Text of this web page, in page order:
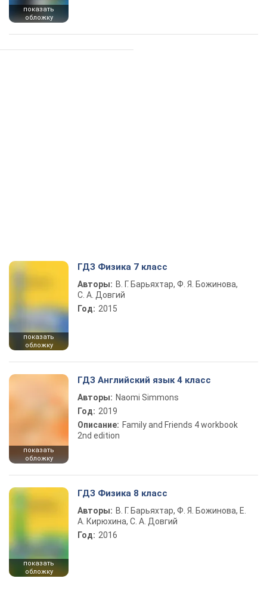
показать
обложку
показать
обложку
ГДЗ Физика 7 класс
Авторы: В. Г. Барьяхтар, Ф. Я. Божинова,
С. А. Довгий
Год: 2015
показать
обложку
ГДЗ Английский язык 4 класс
Авторы: Naomi Simmons
Год: 2019
Описание: Family and Friends 4 workbook
2nd edition
показать
обложку
ГДЗ Физика 8 класс
Авторы: В. Г. Барьяхтар, Ф. Я. Божинова, Е.
А. Кирюхина, С. А. Довгий
Год: 2016